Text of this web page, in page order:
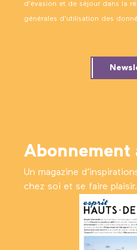
d’évasion et de séjour dans la
générales d’utilisation des
Abonnement
Un magazine
chez soi et se faire